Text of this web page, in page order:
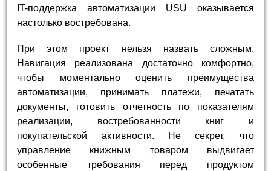
IT-поддержка автоматизации USU оказывается
настолько востребована.
При этом проект нельзя назвать сложным.
Навигация реализована достаточно комфортно,
чтобы моментально оценить преимущества
автоматизации, принимать платежи, печатать
документы, готовить отчетность по показателям
реализации, востребованности книг и
покупательской активности. Не секрет, что
управление книжным товаром выдвигает
особенные требования перед продуктом